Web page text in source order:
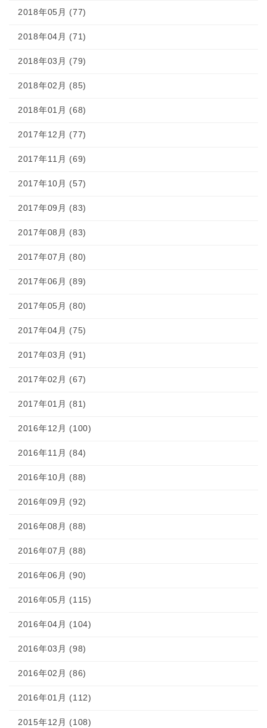
2018年05月 (77)
2018年04月 (71)
2018年03月 (79)
2018年02月 (85)
2018年01月 (68)
2017年12月 (77)
2017年11月 (69)
2017年10月 (57)
2017年09月 (83)
2017年08月 (83)
2017年07月 (80)
2017年06月 (89)
2017年05月 (80)
2017年04月 (75)
2017年03月 (91)
2017年02月 (67)
2017年01月 (81)
2016年12月 (100)
2016年11月 (84)
2016年10月 (88)
2016年09月 (92)
2016年08月 (88)
2016年07月 (88)
2016年06月 (90)
2016年05月 (115)
2016年04月 (104)
2016年03月 (98)
2016年02月 (86)
2016年01月 (112)
2015年12月 (108)